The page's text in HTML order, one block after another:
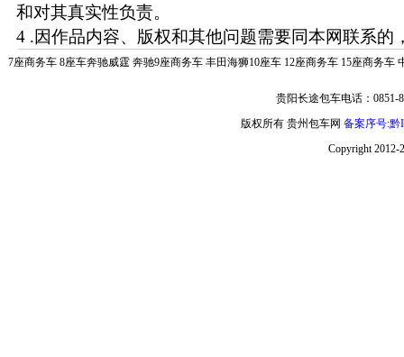
和对其真实性负责。
4 .因作品内容、版权和其他问题需要同本网联系的
7座商务车 8座车奔驰威霆 奔驰9座商务车 丰田海狮10座车 12座商务车 15座商务车
贵阳长途包车电话：0851-
版权所有 贵州包车网 备案序号:黔
Copyright 2012-